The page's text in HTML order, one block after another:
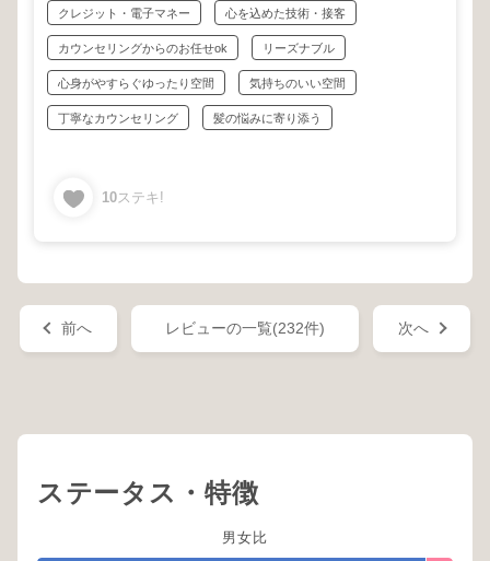
クレジット・電子マネー 心を込めた技術・接客
カウンセリングからのお任せok リーズナブル
心身がやすらぐゆったり空間 気持ちのいい空間
丁寧なカウンセリング 髪の悩みに寄り添う
10ステキ!
前へ レビューの一覧(232件) 次へ
ステータス・特徴
男女比